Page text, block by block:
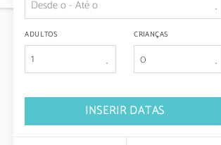
ADULTOS
1
CRIANÇAS
INSERIR DATAS